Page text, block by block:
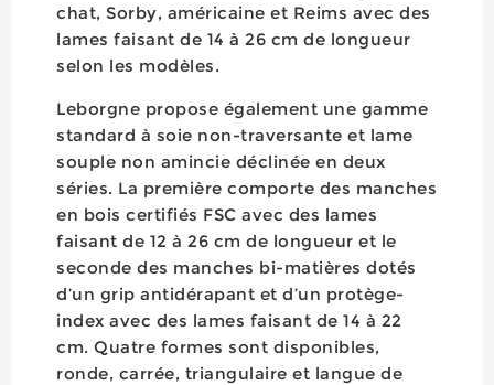
chat, Sorby, américaine et Reims avec des
lames faisant de 14 à 26 cm de longueur
selon les modèles.
Leborgne propose également une gamme
standard à soie non-traversante et lame
souple non amincie déclinée en deux
séries. La première comporte des manches
en bois certifiés FSC avec des lames
faisant de 12 à 26 cm de longueur et le
seconde des manches bi-matières dotés
d’un grip antidérapant et d’un protège-
index avec des lames faisant de 14 à 22
cm. Quatre formes sont disponibles,
ronde, carrée, triangulaire et langue de